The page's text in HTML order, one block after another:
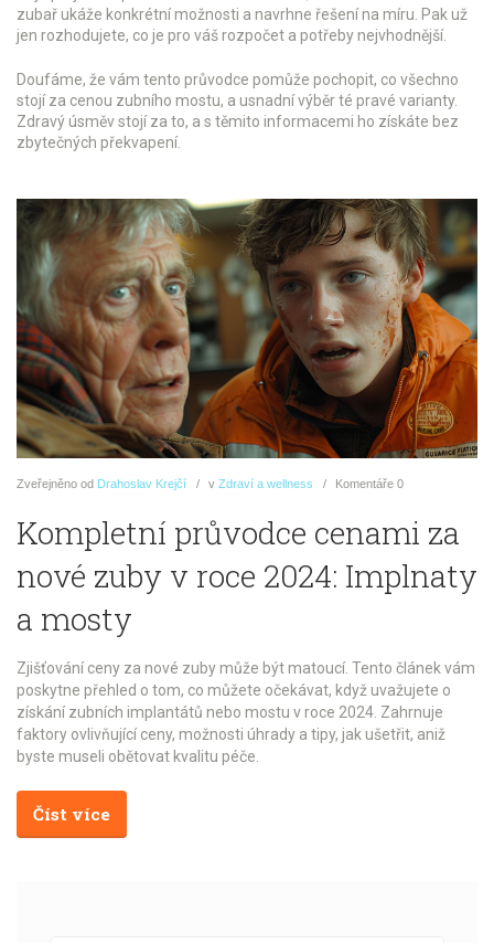
zubař ukáže konkrétní možnosti a navrhne řešení na míru. Pak už
jen rozhodujete, co je pro váš rozpočet a potřeby nejvhodnější.
Doufáme, že vám tento průvodce pomůže pochopit, co všechno
stojí za cenou zubního mostu, a usnadní výběr té pravé varianty.
Zdravý úsměv stojí za to, a s těmito informacemi ho získáte bez
zbytečných překvapení.
Zveřejněno od Drahoslav Krejčí v Zdraví a wellness Komentáře 0
Kompletní průvodce cenami za
nové zuby v roce 2024: Implnaty
a mosty
Zjišťování ceny za nové zuby může být matoucí. Tento článek vám
poskytne přehled o tom, co můžete očekávat, když uvažujete o
získání zubních implantátů nebo mostu v roce 2024. Zahrnuje
faktory ovlivňující ceny, možnosti úhrady a tipy, jak ušetřit, aniž
byste museli obětovat kvalitu péče.
Číst více